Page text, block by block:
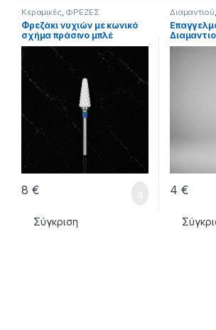
Κεραμικές, ΦΡΕΖΕΣ
Φρεζάκι νυχιών με κωνικό
σχήμα πράσινο μπλέ
8 €
Σύγκριση
Διαμαντιού,
4 €